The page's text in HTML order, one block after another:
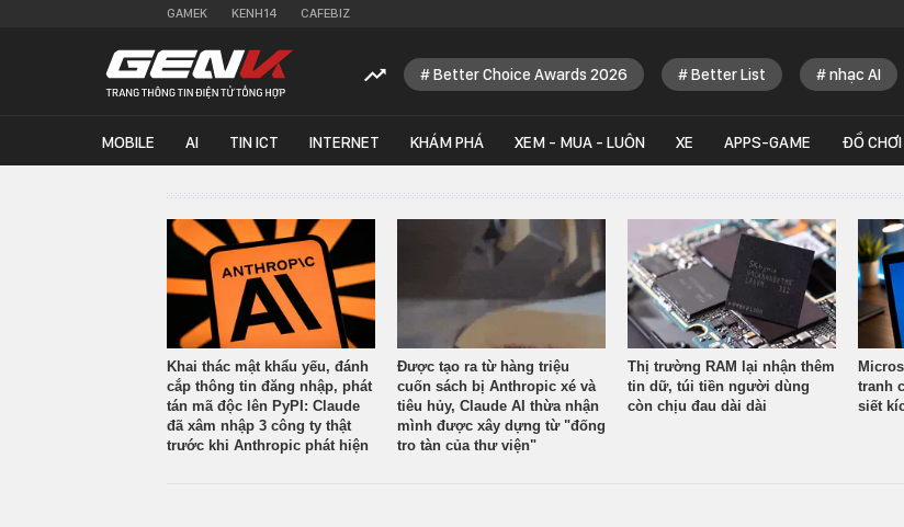
GAMEK KENH14 CAFEBIZ
Better Choice Awards 2026 Better List nhạc AI
MOBILE AI TIN ICT INTERNET KHÁM PHÁ XEM - MUA - LUÔN XE APPS-GAME ĐỒ
Khai thác mật khẩu yếu, đánh
cắp thông tin đăng nhập, phát
tán mã độc lên PyPI: Claude
đã xâm nhập 3 công ty thật
trước khi Anthropic phát hiện
Được tạo ra từ hàng triệu
cuốn sách bị Anthropic xé và
tiêu hủy, Claude AI thừa nhận
mình được xây dựng từ "đống
tro tàn của thư viện"
Thị trường RAM lại nhận thêm
tin dữ, túi tiền người dùng
còn chịu đau dài dài
tranh
siết